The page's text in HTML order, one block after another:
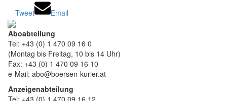
Tweet Email
Aboabteilung
Tel: +43 (0) 1 470 09 16 0
(Montag bis Freitag, 10 bis 14 Uhr)
Fax: +43 (0) 1 470 09 16 10
e-Mail: abo@boersen-kurier.at
Anzeigenabteilung